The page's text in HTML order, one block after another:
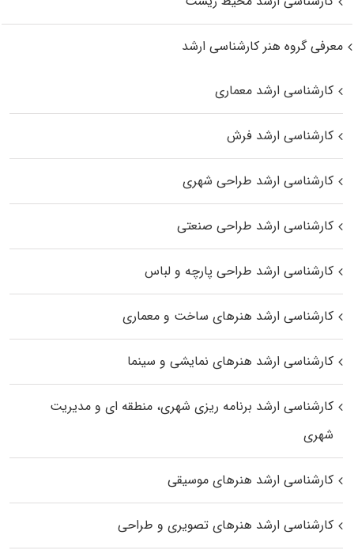
معرفی گروه هنر کارشناسی ارشد
کارشناسی ارشد معماری
کارشناسی ارشد فرش
کارشناسی ارشد طراحی شهری
کارشناسی ارشد طراحی صنعتی
کارشناسی ارشد طراحی پارچه و لباس
کارشناسی ارشد هنرهای ساخت و معماری
کارشناسی ارشد هنرهای نمایشی و سینما
کارشناسی ارشد برنامه ریزی شهری، منطقه‌ ای و مدیریت
شهری
کارشناسی ارشد هنرهای موسیقی
کارشناسی ارشد هنرهای تصویری و طراحی